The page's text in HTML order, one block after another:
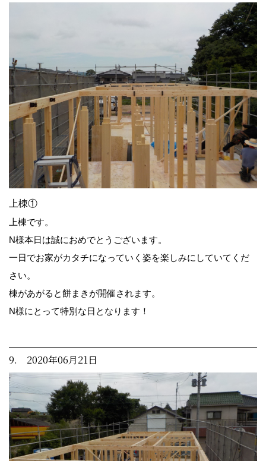
上棟①
上棟です。
N様本日は誠におめでとうございます。
一日でお家がカタチになっていく姿を楽しみにしていてくだ
さい。
棟があがると餅まきが開催されます。
N様にとって特別な日となります！
9. 2020年06月21日